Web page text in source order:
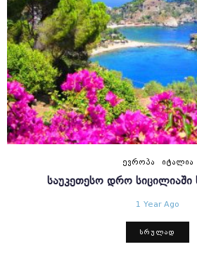
ᲔᲕᲠᲝᲞᲐ ᲘᲢᲐᲚᲘᲐ
ᲡᲐᲣᲙᲔᲗᲔᲡᲝ ᲓᲠᲝ ᲡᲘᲪᲘᲚᲘᲐᲨᲘ
1 Year Ago
ᲡᲠᲣᲚᲐᲓ